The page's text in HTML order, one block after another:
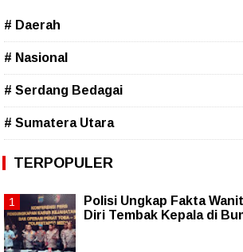
# Daerah
# Nasional
# Serdang Bedagai
# Sumatera Utara
TERPOPULER
Polisi Ungkap Fakta
Diri Tembak Kepala di